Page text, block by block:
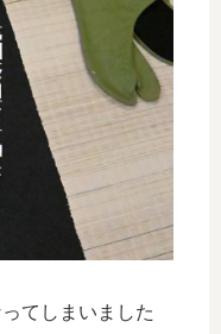
てしまいました